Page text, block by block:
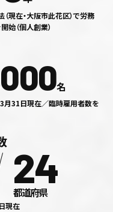
現在・大阪市此花区）で労務
始（個人創業）
名
31日現在／臨時雇用者数を
24
都道府県
現在